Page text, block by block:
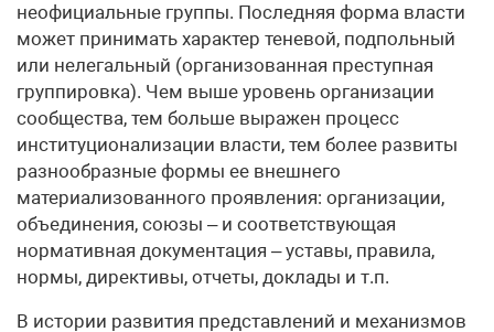
неофициальные группы. Последняя форма власти
может принимать характер теневой, подпольный
или нелегальный (организованная преступная
группировка). Чем выше уровень организации
сообщества, тем больше выражен процесс
институционализации власти, тем более развиты
разнообразные формы ее внешнего
материализованного проявления: организации,
объединения, союзы – и соответствующая
нормативная документация – уставы, правила,
нормы, директивы, отчеты, доклады и т.п.
В истории развития представлений и механизмов